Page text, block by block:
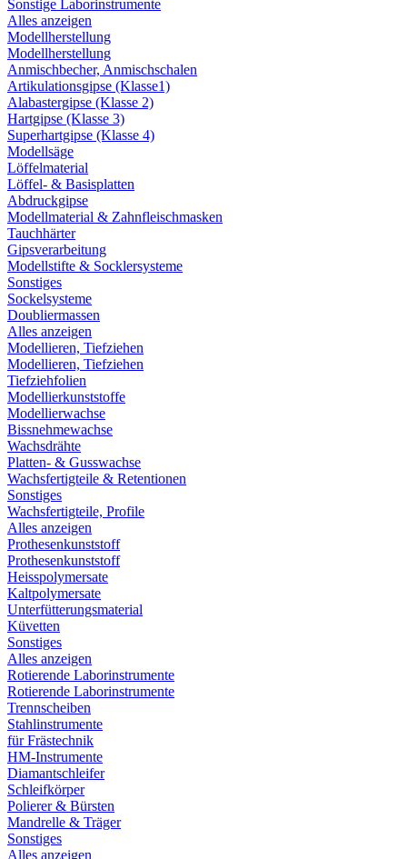
Sonstige Laborinstrumente
Alles anzeigen
Modellherstellung
Modellherstellung
Anmischbecher, Anmischschalen
Artikulationsgipse (Klasse1)
Alabastergipse (Klasse 2)
Hartgipse (Klasse 3)
Superhartgipse (Klasse 4)
Modellsäge
Löffelmaterial
Löffel- & Basisplatten
Abdruckgipse
Modellmaterial & Zahnfleischmasken
Tauchhärter
Gipsverarbeitung
Modellstifte & Socklersysteme
Sonstiges
Sockelsysteme
Doubliermassen
Alles anzeigen
Modellieren, Tiefziehen
Modellieren, Tiefziehen
Tiefziehfolien
Modellierkunststoffe
Modellierwachse
Bissnehmewachse
Wachsdrähte
Platten- & Gusswachse
Wachsfertigteile & Retentionen
Sonstiges
Wachsfertigteile, Profile
Alles anzeigen
Prothesenkunststoff
Prothesenkunststoff
Heisspolymersate
Kaltpolymersate
Unterfütterungsmaterial
Küvetten
Sonstiges
Alles anzeigen
Rotierende Laborinstrumente
Rotierende Laborinstrumente
Trennscheiben
Stahlinstrumente
für Frästechnik
HM-Instrumente
Diamantschleifer
Schleifkörper
Polierer & Bürsten
Mandrelle & Träger
Sonstiges
Alles anzeigen